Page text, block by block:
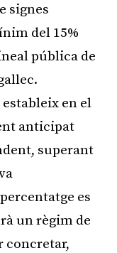
signes
del 15%
pública de
en el
anticipat
superant
es
un règim de
concretar,